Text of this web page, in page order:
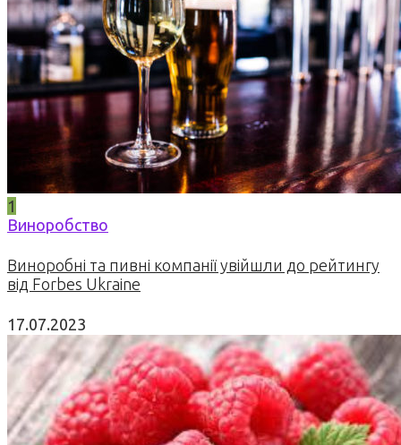
1
Виноробство
Виноробні та пивні компанії увійшли до рейтингу
від Forbes Ukraine
17.07.2023